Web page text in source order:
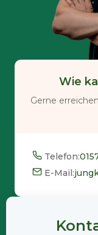
Wie
Gerne
Telefon:
E-Mail: